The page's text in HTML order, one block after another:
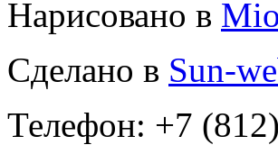
Нарисовано в
Сделано в Sun-
Телефон: +7